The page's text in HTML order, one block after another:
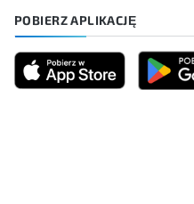
POBIERZ APLIKACJĘ